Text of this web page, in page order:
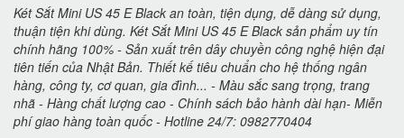
Két Sắt Mini US 45 E Black an toàn, tiện dụng, dễ dàng sử dụng,
thuận tiện khi dùng. Két Sắt Mini US 45 E Black sản phẩm uy tín
chính hãng 100% - Sản xuất trên dây chuyền công nghệ hiện đại
tiên tiến của Nhật Bản. Thiết kế tiêu chuẩn cho hệ thống ngân
hàng, công ty, cơ quan, gia đình... - Màu sắc sang trọng, trang
nhã - Hàng chất lượng cao - Chính sách bảo hành dài hạn- Miễn
phí giao hàng toàn quốc - Hotline 24/7: 0982770404